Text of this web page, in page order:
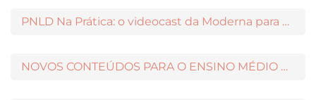
PNLD Na Prática: o videocast da Moderna para apoiar a escolha das obras aprovadas
NOVOS CONTEÚDOS PARA O ENSINO MÉDIO DISPONÍVEIS NO MODERNAMIGOS